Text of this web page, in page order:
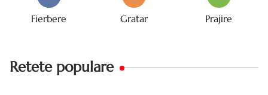
Fierbere Gratar Prajire
Retete populare